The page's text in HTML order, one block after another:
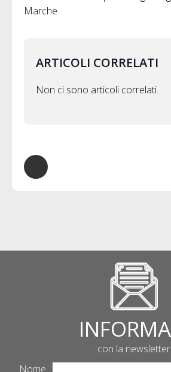
Marche
ARTICOLI CORRELATI
Non ci sono articoli correlati.
con la newsletter
Nome